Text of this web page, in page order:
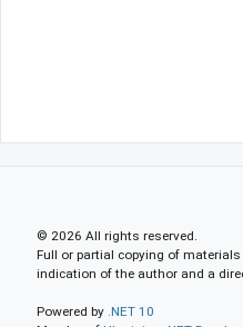
© 2026 All rights reserved.
Full or partial copying of
indication of the author and a
Powered by .NET 10